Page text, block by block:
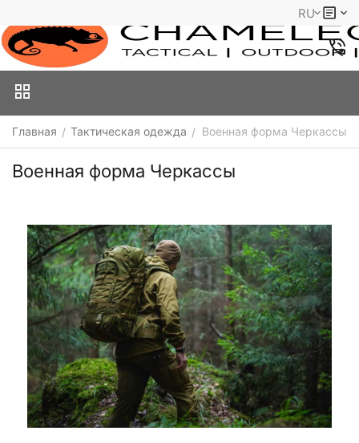
RU
Главная / Тактическая одежда / Военная форма Черкассы
Военная форма Черкассы